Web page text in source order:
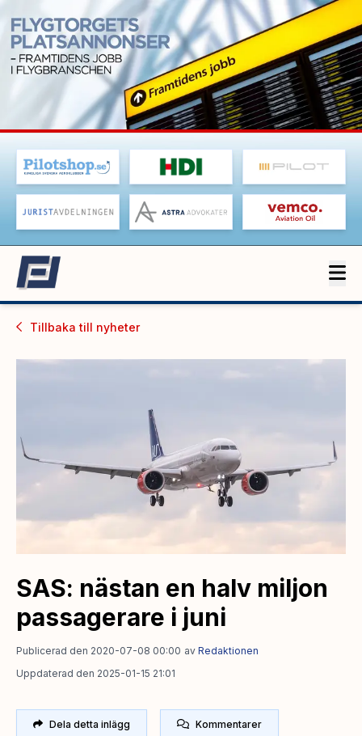
Tillbaka till nyheter
SAS: nästan en halv miljon
passagerare i juni
Publicerad den 2020-07-08 00:00 av Redaktionen
Uppdaterad den 2025-01-15 21:01
Dela detta inlägg Kommentarer